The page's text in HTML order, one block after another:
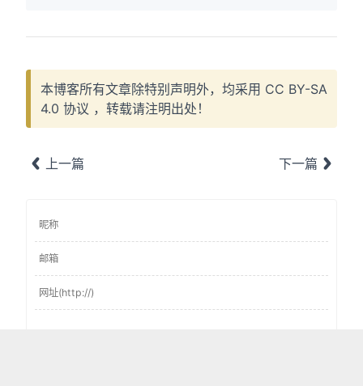
本博客所有文章除特别声明外，均采用 CC BY-SA
4.0 协议 ，转载请注明出处！
上一篇 下一篇